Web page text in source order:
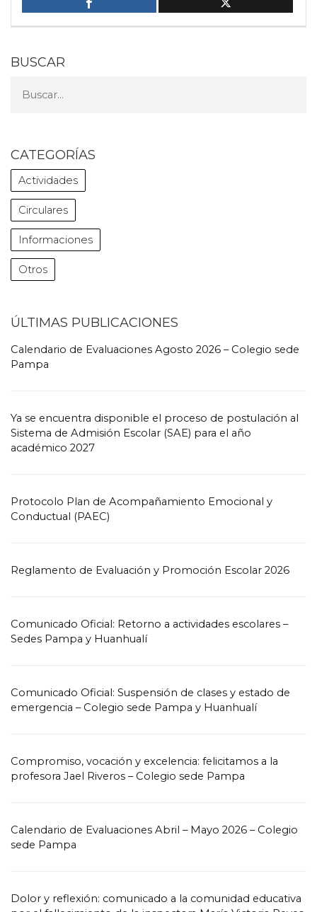
BUSCAR
CATEGORÍAS
Actividades
Circulares
Informaciones
Otros
ÚLTIMAS PUBLICACIONES
Calendario de Evaluaciones Agosto 2026 – Colegio sede
Pampa
Ya se encuentra disponible el proceso de postulación al
Sistema de Admisión Escolar (SAE) para el año
académico 2027
Protocolo Plan de Acompañamiento Emocional y
Conductual (PAEC)
Reglamento de Evaluación y Promoción Escolar 2026
Comunicado Oficial: Retorno a actividades escolares –
Sedes Pampa y Huanhualí
Comunicado Oficial: Suspensión de clases y estado de
emergencia – Colegio sede Pampa y Huanhualí
Compromiso, vocación y excelencia: felicitamos a la
profesora Jael Riveros – Colegio sede Pampa
Calendario de Evaluaciones Abril – Mayo 2026 – Colegio
sede Pampa
Dolor y reflexión: comunicado a la comunidad educativa